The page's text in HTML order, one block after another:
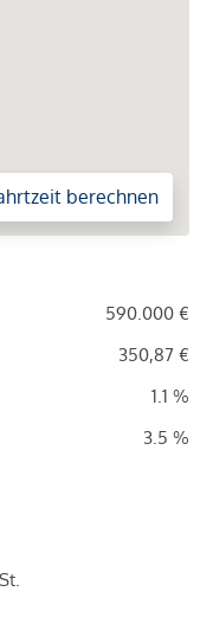
berechnen
590.000 €
350,87 €
1.1 %
3.5 %